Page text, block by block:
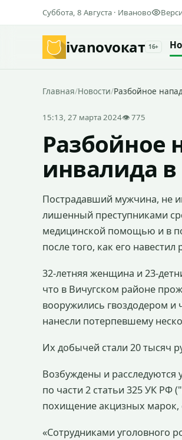
Суббота, 8 Августа · Иваново
ivanovoкат 16+
Главная/Новости/Разбойное
15:13, 27 марта 2024👁 775
Разбойное
инвалида
Пострадавший мужчина, не
лишенный преступниками
медицинской помощью и в
после того, как его
32-летняя женщина и 23-
что в Вичугском районе
вооружились гвоздодером
нанесли потерпевшему
Их добычей стали 20 тысяч
Возбуждены и расследуются
по части 2 статьи 325 УК
похищение акцизных марок,
«Сотрудниками уголовного